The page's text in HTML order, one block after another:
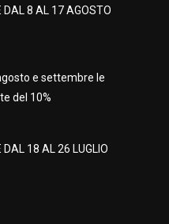
DAL 8 AL 17 AGOSTO
e settembre le
del 10%
DAL 18 AL 26 LUGLIO